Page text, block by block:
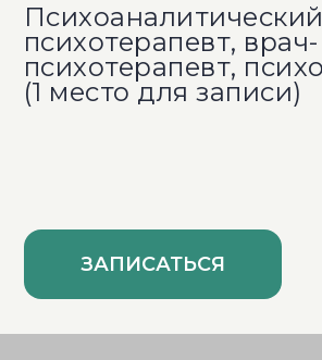
Психоаналитический
психотерапевт, врач-
психотерапевт,
(1 место для записи)
ЗАПИСАТЬСЯ